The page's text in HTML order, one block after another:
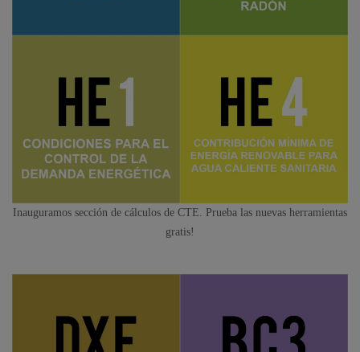
Inauguramos sección de cálculos de CTE. Prueba las nuevas herramientas
gratis!